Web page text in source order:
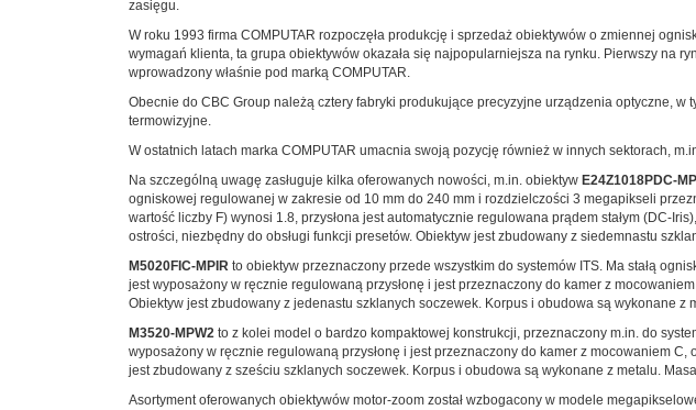
zasięgu.
W roku 1993 firma COMPUTAR rozpoczęła produkcję i sprzedaż obiektywów o zmiennej
wymagań klienta, ta grupa obiektywów okazała się najpopularniejsza na rynku. Pierwszy na
wprowadzony właśnie pod marką COMPUTAR.
Obecnie do CBC Group należą cztery fabryki produkujące precyzyjne urządzenia optyczne,
termowizyjne.
W ostatnich latach marka COMPUTAR umacnia swoją pozycję również w innych sektorach,
Na szczególną uwagę zasługuje kilka oferowanych nowości, m.in. obiektyw E24Z1018PDC-
ogniskowej regulowanej w zakresie od 10 mm do 240 mm i rozdzielczości 3 megapikseli
wartość liczby F) wynosi 1.8, przysłona jest automatycznie regulowana prądem stałym (DC-
ostrości, niezbędny do obsługi funkcji presetów. Obiektyw jest zbudowany z siedemnastu
M5020FIC-MPIR to obiektyw przeznaczony przede wszystkim do systemów ITS. Ma stałą
jest wyposażony w ręcznie regulowaną przysłonę i jest przeznaczony do kamer z
Obiektyw jest zbudowany z jedenastu szklanych soczewek. Korpus i obudowa są wykonane
M3520-MPW2 to z kolei model o bardzo kompaktowej konstrukcji, przeznaczony m.in. do
wyposażony w ręcznie regulowaną przysłonę i jest przeznaczony do kamer z mocowaniem
jest zbudowany z sześciu szklanych soczewek. Korpus i obudowa są wykonane z metalu.
Asortyment oferowanych obiektywów motor-zoom został wzbogacony w modele